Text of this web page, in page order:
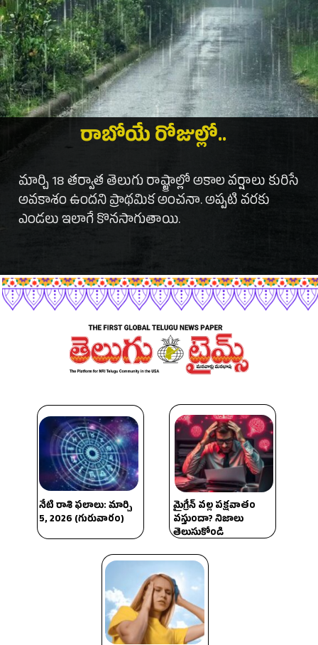
మార్చి 18 తర్వాత తెలుగు రాష్ట్రాల్లో అకాల వర్షాలు కురిసే
అవకాశం ఉందని ప్రాథమిక అంచనా. అప్పటి వరకు
ఎండలు ఇలాగే కొనసాగుతాయి.
రాబోయే రోజుల్లో..
మైగ్రేన్ వల్ల పక్షవాతం
వస్తుందా? నిజాలు
తెలుసుకోండి
నేటి రాశి ఫలాలు: మార్చి
5, 2026 (గురువారం)